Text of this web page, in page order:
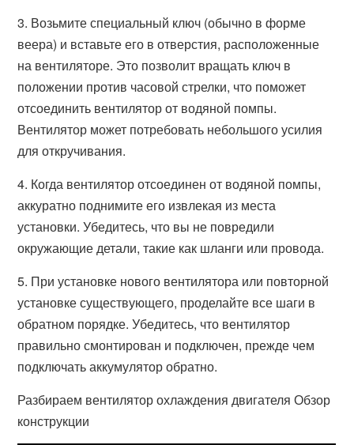
3. Возьмите специальный ключ (обычно в форме
веера) и вставьте его в отверстия, расположенные
на вентиляторе. Это позволит вращать ключ в
положении против часовой стрелки, что поможет
отсоединить вентилятор от водяной помпы.
Вентилятор может потребовать небольшого усилия
для откручивания.
4. Когда вентилятор отсоединен от водяной помпы,
аккуратно поднимите его извлекая из места
установки. Убедитесь, что вы не повредили
окружающие детали, такие как шланги или провода.
5. При установке нового вентилятора или повторной
установке существующего, проделайте все шаги в
обратном порядке. Убедитесь, что вентилятор
правильно смонтирован и подключен, прежде чем
подключать аккумулятор обратно.
Разбираем вентилятор охлаждения двигателя Обзор
конструкции